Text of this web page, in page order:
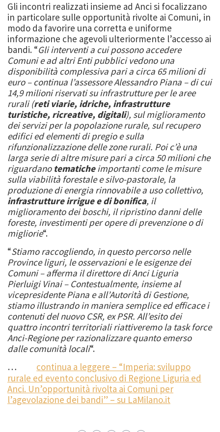
Gli incontri realizzati insieme ad Anci si focalizzano
in particolare sulle opportunità rivolte ai Comuni, in
modo da favorire una corretta e uniforme
informazione che agevoli ulteriormente l’accesso ai
bandi. “Gli interventi a cui possono accedere
Comuni e ad altri Enti pubblici vedono una
disponibilità complessiva pari a circa 65 milioni di
euro – continua l’assessore Alessandro Piana – di cui
14,9 milioni riservati su infrastrutture per le aree
rurali (reti viarie, idriche, infrastrutture
turistiche, ricreative, digitali), sul miglioramento
dei servizi per la popolazione rurale, sul recupero
edifici ed elementi di pregio e sulla
rifunzionalizzazione delle zone rurali. Poi c’è una
larga serie di altre misure pari a circa 50 milioni che
riguardano tematicheimportanti come le misure
sulla viabilità forestale e silvo-pastorale, la
produzione di energia rinnovabile a uso collettivo,
infrastrutture irrigue e di bonifica, il
miglioramento dei boschi, il ripristino danni delle
foreste, investimenti per opere di prevenzione o di
migliorie“.
“Stiamo raccogliendo, in questo percorso nelle
Province liguri, le osservazioni e le esigenze dei
Comuni – afferma il direttore di Anci Liguria
Pierluigi Vinai – Contestualmente, insieme al
vicepresidente Piana e all’Autorità di Gestione,
stiamo illustrando in maniera semplice ed efficace i
contenuti del nuovo CSR, ex PSR. All’esito dei
quattro incontri territoriali riattiveremo la task force
Anci-Regione per razionalizzare quanto emerso
dalle comunità locali“.
…
continua a leggere – “Imperia: sviluppo
rurale ed evento conclusivo di Regione Liguria ed
Anci. Un’opportunità rivolta ai Comuni per
l’agevolazione dei bandi” – su LaMilano.it